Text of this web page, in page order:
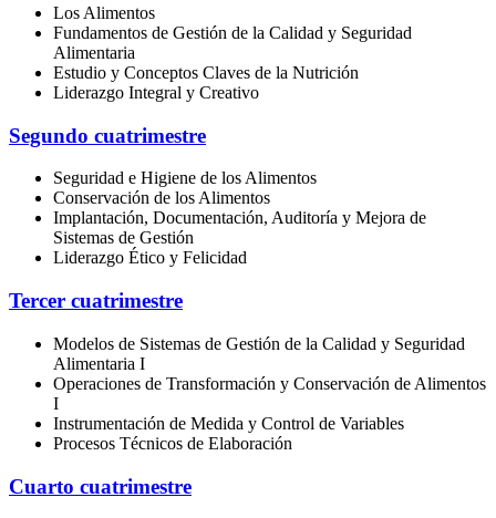
Los Alimentos
Fundamentos de Gestión de la Calidad y Seguridad
Alimentaria
Estudio y Conceptos Claves de la Nutrición
Liderazgo Integral y Creativo
Segundo cuatrimestre
Seguridad e Higiene de los Alimentos
Conservación de los Alimentos
Implantación, Documentación, Auditoría y Mejora de
Sistemas de Gestión
Liderazgo Ético y Felicidad
Tercer cuatrimestre
Modelos de Sistemas de Gestión de la Calidad y Seguridad
Alimentaria I
Operaciones de Transformación y Conservación de Alimentos
I
Instrumentación de Medida y Control de Variables
Procesos Técnicos de Elaboración
Cuarto cuatrimestre